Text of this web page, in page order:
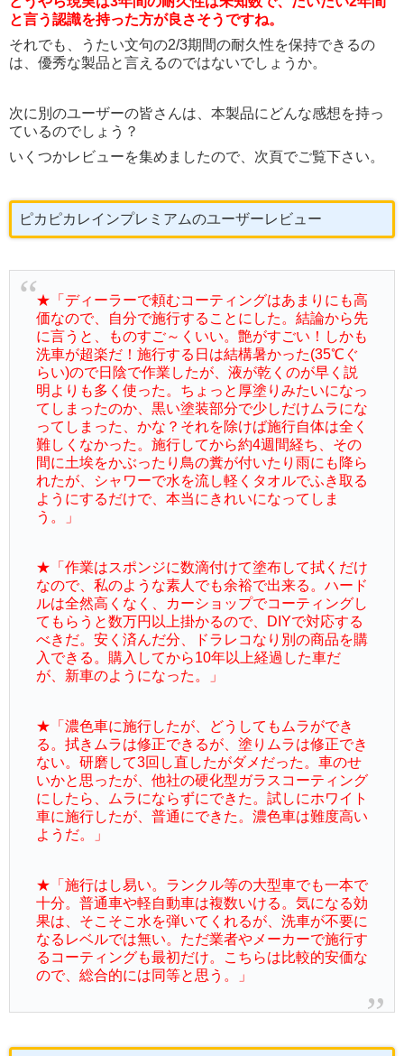
と言う認識を持った方が良さそうですね。
それでも、うたい文句の2/3期間の耐久性を保持できるの
は、優秀な製品と言えるのではないでしょうか。
次に別のユーザーの皆さんは、本製品にどんな感想を持っ
ているのでしょう？
いくつかレビューを集めましたので、次頁でご覧下さい。
ピカピカレインプレミアムのユーザーレビュー
★「ディーラーで頼むコーティングはあまりにも高
価なので、自分で施行することにした。結論から先
に言うと、ものすご～くいい。艶がすごい！しかも
洗車が超楽だ！施行する日は結構暑かった(35℃ぐ
らい)ので日陰で作業したが、液が乾くのが早く説
明よりも多く使った。ちょっと厚塗りみたいになっ
てしまったのか、黒い塗装部分で少しだけムラにな
ってしまった、かな？それを除けば施行自体は全く
難しくなかった。施行してから約4週間経ち、その
間に土埃をかぶったり鳥の糞が付いたり雨にも降ら
れたが、シャワーで水を流し軽くタオルでふき取る
ようにするだけで、本当にきれいになってしま
う。」
★「作業はスポンジに数滴付けて塗布して拭くだけ
なので、私のような素人でも余裕で出来る。ハード
ルは全然高くなく、カーショップでコーティングし
てもらうと数万円以上掛かるので、DIYで対応する
べきだ。安く済んだ分、ドラレコなり別の商品を購
入できる。購入してから10年以上経過した車だ
が、新車のようになった。」
★「濃色車に施行したが、どうしてもムラができ
る。拭きムラは修正できるが、塗りムラは修正でき
ない。研磨して3回し直したがダメだった。車のせ
いかと思ったが、他社の硬化型ガラスコーティング
にしたら、ムラにならずにできた。試しにホワイト
車に施行したが、普通にできた。濃色車は難度高い
ようだ。」
★「施行はし易い。ランクル等の大型車でも一本で
十分。普通車や軽自動車は複数いける。気になる効
果は、そこそこ水を弾いてくれるが、洗車が不要に
なるレベルでは無い。ただ業者やメーカーで施行す
るコーティングも最初だけ。こちらは比較的安価な
ので、総合的には同等と思う。」